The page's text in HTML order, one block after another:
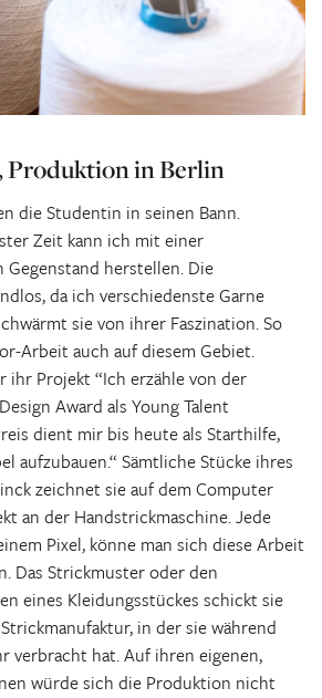
Produktion in Berlin
die Studentin in seinen Bann.
Zeit kann ich mit einer
Gegenstand herstellen. Die
da ich verschiedenste Garne
sie von ihrer Faszination. So
Arbeit auch auf diesem Gebiet.
Projekt “Ich erzähle von der
Award als Young Talent
dient mir bis heute als Starthilfe,
aufzubauen.“ Sämtliche Stücke ihres
zeichnet sie auf dem Computer
an der Handstrickmaschine. Jede
Pixel, könne man sich diese Arbeit
Das Strickmuster oder den
eines Kleidungsstückes schickt sie
in der sie während
verbracht hat. Auf ihren eigenen,
würde sich die Produktion nicht